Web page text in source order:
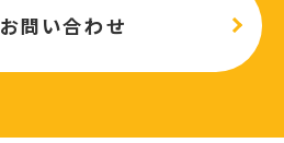
お問い合わせ